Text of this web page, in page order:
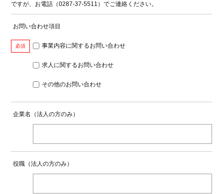
ですが、お電話（0287-37-5511）でご連絡ください。
お問い合わせ項目
必須 事業内容に関するお問い合わせ
求人に関するお問い合わせ
その他のお問い合わせ
企業名（法人の方のみ）
役職（法人の方のみ）